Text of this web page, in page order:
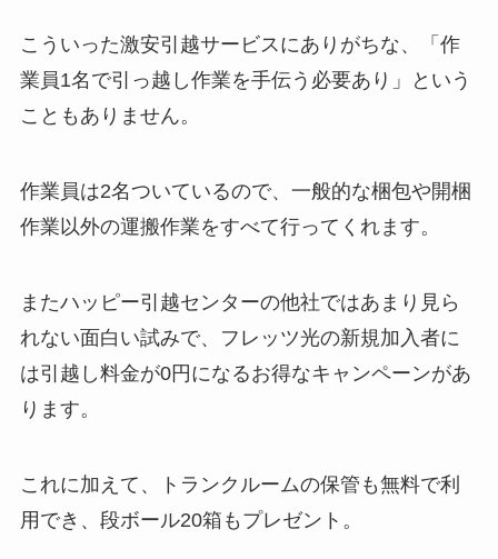
こういった激安引越サービスにありがちな、「作
業員1名で引っ越し作業を手伝う必要あり」という
こともありません。
作業員は2名ついているので、一般的な梱包や開梱
作業以外の運搬作業をすべて行ってくれます。
またハッピー引越センターの他社ではあまり見ら
れない面白い試みで、フレッツ光の新規加入者に
は引越し料金が0円になるお得なキャンペーンがあ
ります。
これに加えて、トランクルームの保管も無料で利
用でき、段ボール20箱もプレゼント。